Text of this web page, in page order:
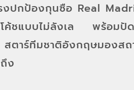
งปกป้องกุนซือ Real
ค้ชแบบไม่ลังเล พร้อมปั
ตาร์ทีมชาติอังกฤษมองสถ
ง